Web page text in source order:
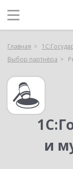
Главная
Выбор партнёра
и